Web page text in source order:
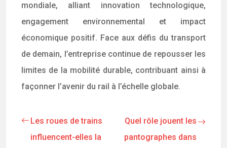
mondiale, alliant innovation technologique,
engagement environnemental et impact
économique positif. Face aux défis du transport
de demain, l’entreprise continue de repousser les
limites de la mobilité durable, contribuant ainsi à
façonner l’avenir du rail à l’échelle globale.
Les roues de trains
influencent-elles la
Quel rôle jouent les
pantographes dans